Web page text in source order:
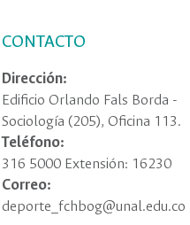
CONTACTO
Dirección:
Edificio Orlando Fals Borda -
Sociología (205), Oficina 113.
Teléfono:
316 5000 Extensión: 16230
Correo:
deporte_fchbog@unal.edu.co